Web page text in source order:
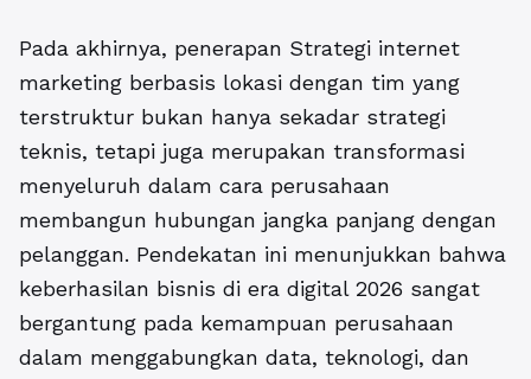
Pada akhirnya, penerapan Strategi internet
marketing berbasis lokasi dengan tim yang
terstruktur bukan hanya sekadar strategi
teknis, tetapi juga merupakan transformasi
menyeluruh dalam cara perusahaan
membangun hubungan jangka panjang dengan
pelanggan. Pendekatan ini menunjukkan bahwa
keberhasilan bisnis di era digital 2026 sangat
bergantung pada kemampuan perusahaan
dalam menggabungkan data, teknologi, dan